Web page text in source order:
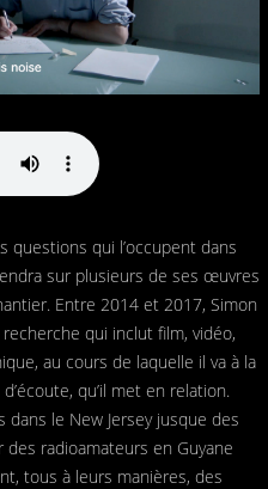
questions qui l’occupent dans
sur plusieurs de ses œuvres
Entre 2014 et 2017, Simon
qui inclut film, vidéo,
au cours de laquelle il va à la
qu’il met en relation.
le New Jersey jusque des
des radioamateurs en Guyane
tous à leurs manières, des